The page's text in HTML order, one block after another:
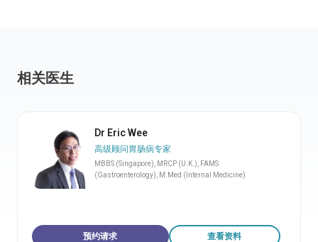
相关医生
Dr Eric Wee
高级顾问胃肠病专家
MBBS (Singapore), MRCP (U.K.), FAMS
(Gastroenterology), M.Med (Internal Medicine)
预约请求 查看资料